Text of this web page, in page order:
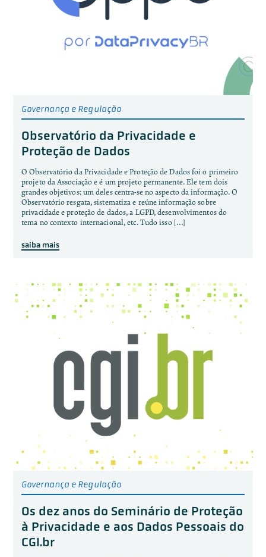
Governança e Regulação
Observatório da Privacidade e
Proteção de Dados
O Observatório da Privacidade e Proteção de Dados foi o primeiro
projeto da Associação e é um projeto permanente. Ele tem dois
grandes objetivos: um deles centra-se no aspecto da informação. O
Observatório resgata, sistematiza e reúne informação sobre
privacidade e proteção de dados, a LGPD, desenvolvimentos do
tema no contexto internacional, etc. Tudo isso […]
saiba mais
Governança e Regulação
Os dez anos do Seminário de Proteção
à Privacidade e aos Dados Pessoais do
CGI.br